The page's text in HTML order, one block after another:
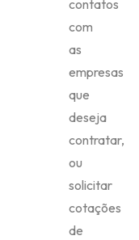
contatos
com
as
empresas
que
deseja
contratar,
ou
solicitar
cotações
de